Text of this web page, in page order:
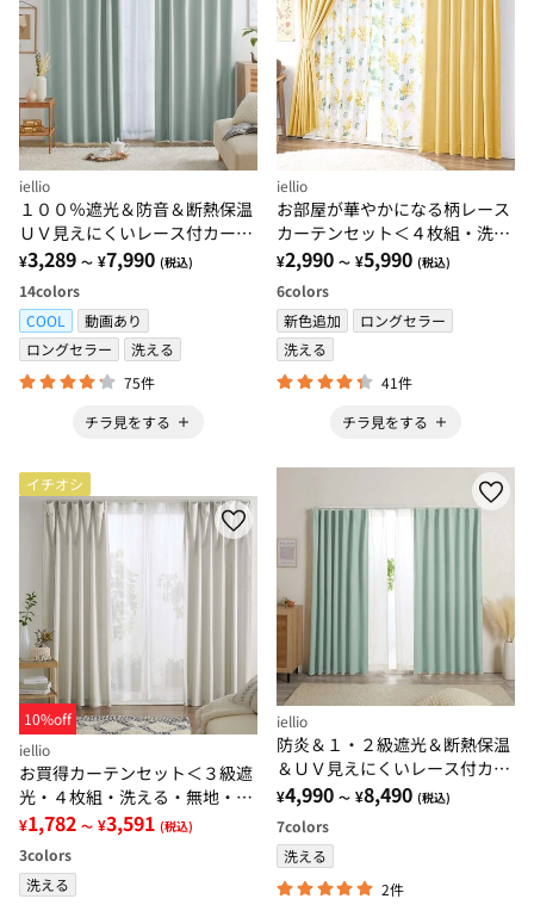
iellio
１００％遮光＆防音＆断熱保温
ＵＶ見えにくいレース付カーテ
ンセット＜４枚組・遮光１級・
無地・洗える・形状記憶＞
¥3,289 ～ ¥7,990 (税込)
14colors
COOL
動画あり
ロングセラー
洗える
75件
チラ見をする
iellio
お部屋が華やかになる柄レース
カーテンセット＜４枚組・洗え
る・３級遮光・新生活・一人暮
らし・引っ越し・模様替え＞
¥2,990 ～ ¥5,990 (税込)
6colors
新色追加
ロングセラー
洗える
41件
チラ見をする
イチオシ
10%off
iellio
お買得カーテンセット＜３級遮
光・４枚組・洗える・無地・既
製サイズ＞
¥1,782 ～ ¥3,591 (税込)
3colors
洗える
iellio
防炎＆１・２級遮光＆断熱保温
＆ＵＶ見えにくいレース付カー
テンセット＜４枚組・防炎・遮
光１級・洗える・無地・レース
カーテン＞
¥4,990 ～ ¥8,490 (税込)
7colors
洗える
2件